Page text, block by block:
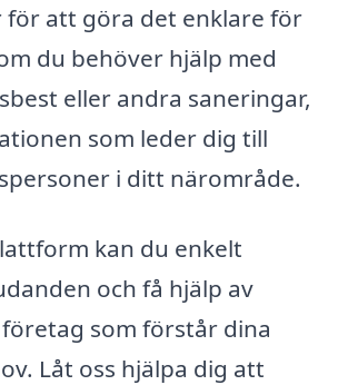
för att göra det enklare för
du behöver hjälp med
eller andra saneringar,
som leder dig till
i ditt närområde.
kan du enkelt
och få hjälp av
som förstår dina
Låt oss hjälpa dig att